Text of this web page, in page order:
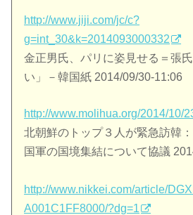
http://www.jiji.com/jc/c?
g=int_30&k=2014093000332
金正男氏、パリに姿見せる＝張
い」－韓国紙 2014/09/30-11:06
http://www.molihua.org/2014/10/
北朝鮮のトップ３人が緊急訪韓
国軍の国境集結について協議
http://www.nikkei.com/article/
A001C1FF8000/?dg=1